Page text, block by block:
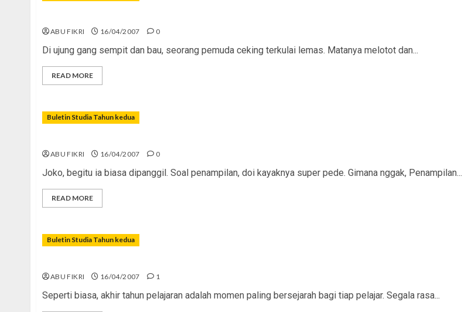
ABU FIKRI 16/04/2007 0
Di ujung gang sempit dan bau, seorang pemuda ceking terkulai lemas. Matanya melotot dan...
READ MORE
Buletin Studia Tahun kedua
ABU FIKRI 16/04/2007 0
Joko, begitu ia biasa dipanggil. Soal penampilan, doi kayaknya super pede. Gimana nggak, Penampilan...
READ MORE
Buletin Studia Tahun kedua
ABU FIKRI 16/04/2007 1
Seperti biasa, akhir tahun pelajaran adalah momen paling bersejarah bagi tiap pelajar. Segala rasa...